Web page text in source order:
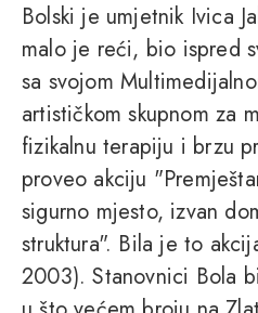
Bolski je umjetnik Ivica
malo je reći, bio ispred
sa svojom
artističkom skupnom za
fizikalnu terapiju i brzu
proveo akciju
sigurno mjesto, izvan
struktura". Bila je to
2003). Stanovnici Bola